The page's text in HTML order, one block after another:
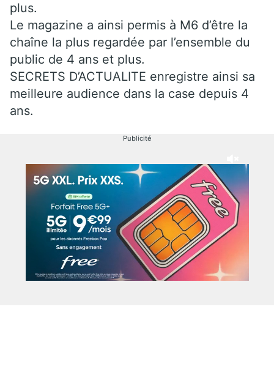
plus.
Le magazine a ainsi permis à M6 d’être la
chaîne la plus regardée par l’ensemble du
public de 4 ans et plus.
SECRETS D’ACTUALITE enregistre ainsi sa
meilleure audience dans la case depuis 4
ans.
Publicité